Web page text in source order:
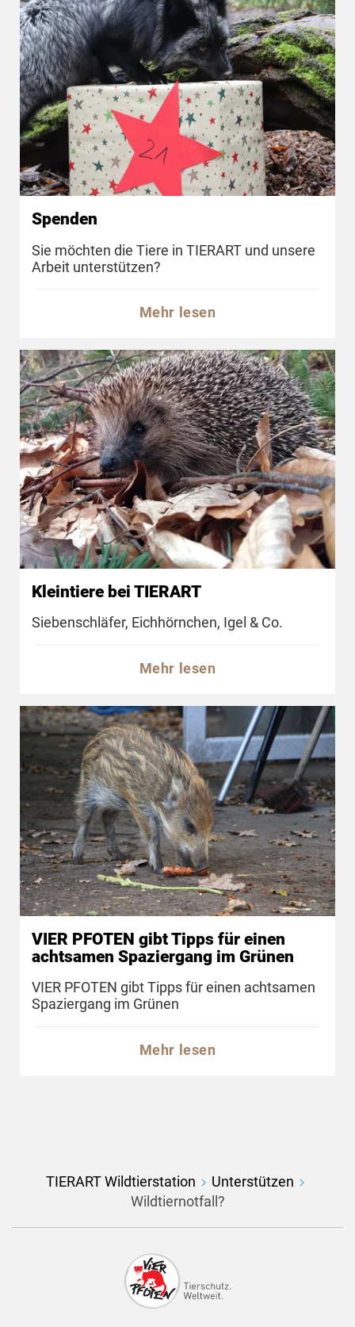
Spenden
Sie möchten die Tiere in TIERART und unsere
Arbeit unterstützen?
Mehr lesen
Kleintiere bei TIERART
Siebenschläfer, Eichhörnchen, Igel & Co.
Mehr lesen
VIER PFOTEN gibt Tipps für einen
achtsamen Spaziergang im Grünen
VIER PFOTEN gibt Tipps für einen achtsamen
Spaziergang im Grünen
Mehr lesen
TIERART Wildtierstation
Unterstützen
Wildtiernotfall?